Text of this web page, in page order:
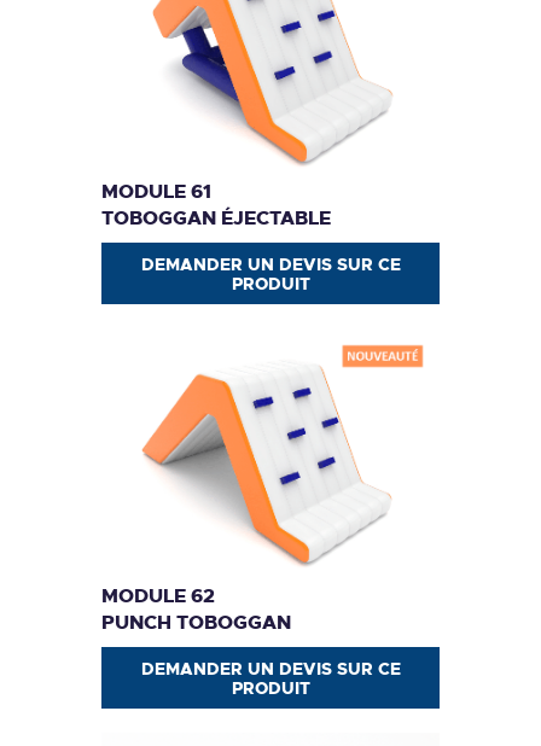
MODULE 61
TOBOGGAN ÉJECTABLE
DEMANDER UN DEVIS SUR CE
PRODUIT
MODULE 62
PUNCH TOBOGGAN
DEMANDER UN DEVIS SUR CE
PRODUIT